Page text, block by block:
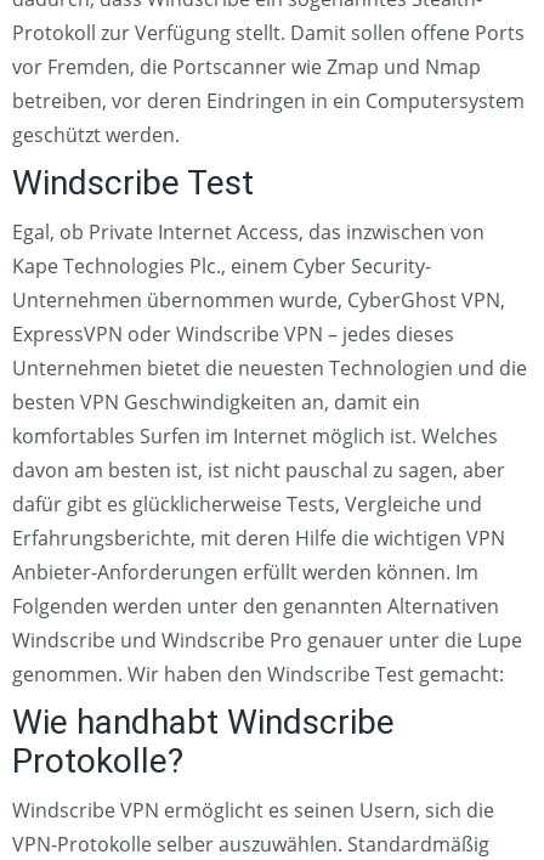
Protokoll zur Verfügung stellt. Damit sollen offene Ports
vor Fremden, die Portscanner wie Zmap und Nmap
betreiben, vor deren Eindringen in ein Computersystem
geschützt werden.
Windscribe Test
Egal, ob Private Internet Access, das inzwischen von
Kape Technologies Plc., einem Cyber Security-
Unternehmen übernommen wurde, CyberGhost VPN,
ExpressVPN oder Windscribe VPN – jedes dieses
Unternehmen bietet die neuesten Technologien und die
besten VPN Geschwindigkeiten an, damit ein
komfortables Surfen im Internet möglich ist. Welches
davon am besten ist, ist nicht pauschal zu sagen, aber
dafür gibt es glücklicherweise Tests, Vergleiche und
Erfahrungsberichte, mit deren Hilfe die wichtigen VPN
Anbieter-Anforderungen erfüllt werden können. Im
Folgenden werden unter den genannten Alternativen
Windscribe und Windscribe Pro genauer unter die Lupe
genommen. Wir haben den Windscribe Test gemacht:
Wie handhabt Windscribe
Protokolle?
Windscribe VPN ermöglicht es seinen Usern, sich die
VPN-Protokolle selber auszuwählen. Standardmäßig